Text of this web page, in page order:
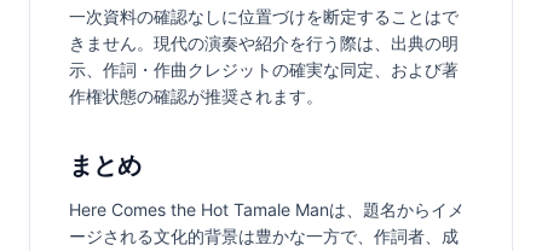
一次資料の確認なしに位置づけを断定することはで
きません。現代の演奏や紹介を行う際は、出典の明
示、作詞・作曲クレジットの確実な同定、および著
作権状態の確認が推奨されます。
まとめ
Here Comes the Hot Tamale Manは、題名からイメ
ージされる文化的背景は豊かな一方で、作詞者、成